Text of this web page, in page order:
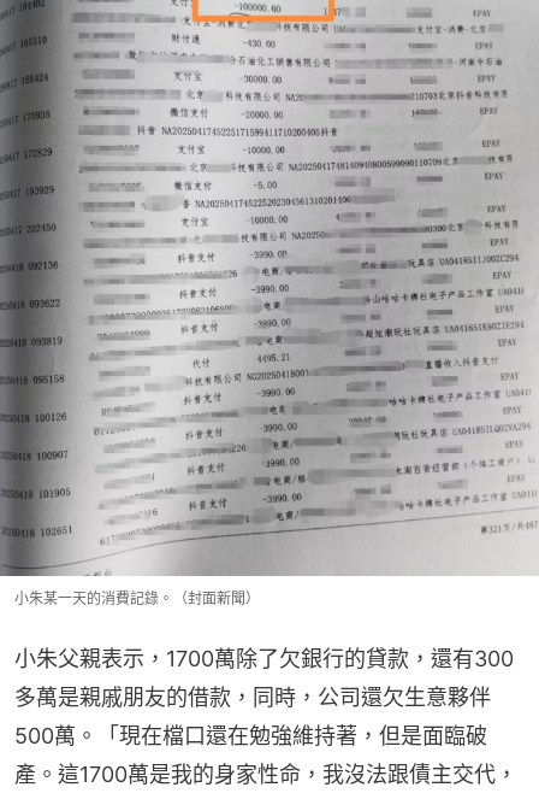
小朱某一天的消費記錄。（封面新聞）
小朱父親表示，1700萬除了欠銀行的貸款，還有300
多萬是親戚朋友的借款，同時，公司還欠生意夥伴
500萬。「現在檔口還在勉強維持著，但是面臨破
產。這1700萬是我的身家性命，我沒法跟債主交代，